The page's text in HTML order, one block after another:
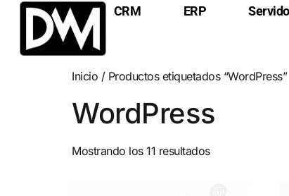
CRM ERP
Inicio / Productos etiquetados “WordPress”
WordPress
Mostrando los 11 resultados